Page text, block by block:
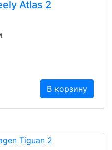
Atlas 2
В корзину